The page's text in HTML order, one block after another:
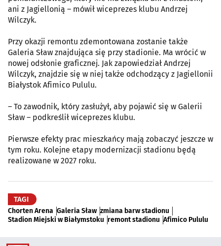
ani z Jagiellonią – mówił wiceprezes klubu Andrzej
Wilczyk.
Przy okazji remontu zdemontowana zostanie także
Galeria Sław znajdująca się przy stadionie. Ma wrócić w
nowej odsłonie graficznej. Jak zapowiedział Andrzej
Wilczyk, znajdzie się w niej także odchodzący z Jagiellonii
Białystok Afimico Pululu.
– To zawodnik, który zasłużył, aby pojawić się w Galerii
Sław – podkreślił wiceprezes klubu.
Pierwsze efekty prac mieszkańcy mają zobaczyć jeszcze w
tym roku. Kolejne etapy modernizacji stadionu będą
realizowane w 2027 roku.
TAGI
Chorten Arena Galeria Sław zmiana barw stadionu
Stadion Miejski w Białymstoku remont stadionu Afimico Pululu